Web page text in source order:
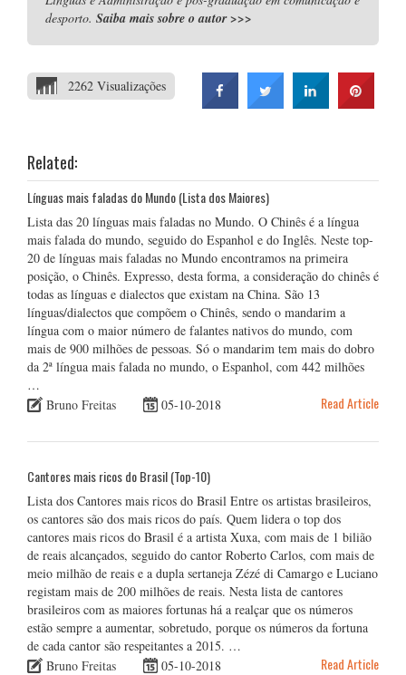
desporto. Saiba mais sobre o autor>>>
2262 Visualizações
Related:
Línguas mais faladas do Mundo (Lista dos Maiores)
Lista das 20 línguas mais faladas no Mundo. O Chinês é a língua
mais falada do mundo, seguido do Espanhol e do Inglês. Neste top-
20 de línguas mais faladas no Mundo encontramos na primeira
posição, o Chinês. Expresso, desta forma, a consideração do chinês é
todas as línguas e dialectos que existam na China. São 13
línguas/dialectos que compõem o Chinês, sendo o mandarim a
língua com o maior número de falantes nativos do mundo, com
mais de 900 milhões de pessoas. Só o mandarim tem mais do dobro
da 2ª língua mais falada no mundo, o Espanhol, com 442 milhões
…
Bruno Freitas
05-10-2018 Read Article
Cantores mais ricos do Brasil (Top-10)
Lista dos Cantores mais ricos do Brasil Entre os artistas brasileiros,
os cantores são dos mais ricos do país. Quem lidera o top dos
cantores mais ricos do Brasil é a artista Xuxa, com mais de 1 bilião
de reais alcançados, seguido do cantor Roberto Carlos, com mais de
meio milhão de reais e a dupla sertaneja Zézé di Camargo e Luciano
registam mais de 200 milhões de reais. Nesta lista de cantores
brasileiros com as maiores fortunas há a realçar que os números
estão sempre a aumentar, sobretudo, porque os números da fortuna
de cada cantor são respeitantes a 2015. …
Bruno Freitas
05-10-2018 Read Article